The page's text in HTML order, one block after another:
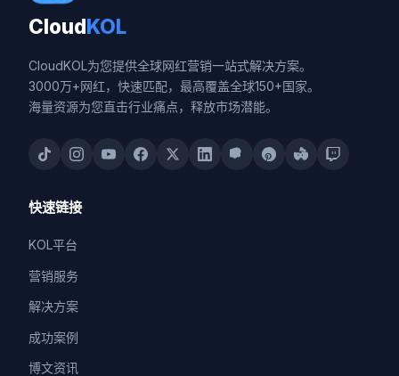
CloudKOL
CloudKOL为您提供全球网红营销一站式解决方案。
3000万+网红，快速匹配，最高覆盖全球150+国家。
海量资源为您直击行业痛点，释放市场潜能。
快速链接
KOL平台
营销服务
解决方案
成功案例
博文资讯